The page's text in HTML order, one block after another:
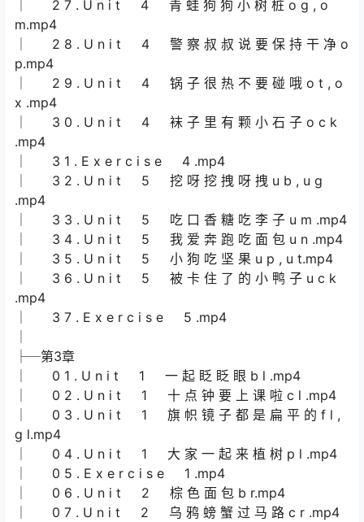
│ 2 7 . U n i t 4 青 蛙 狗 狗 小 树 桩 o g , o
m.mp4
│ 2 8 . U n i t 4 警 察 叔 叔 说 要 保 持 干 净 o
p.mp4
│ 2 9 . U n i t 4 锅 子 很 热 不 要 碰 哦 o t , o
x .mp4
│ 3 0 . U n i t 4 袜 子 里 有 颗 小 石 子 o c k
.mp4
│ 3 1 . E x e r c i s e 4 .mp4
│ 3 2 . U n i t 5 挖 呀 挖 拽 呀 拽 u b , u g
.mp4
│ 3 3 . U n i t 5 吃 口 香 糖 吃 李 子 u m .mp4
│ 3 4 . U n i t 5 我 爱 奔 跑 吃 面 包 u n .mp4
│ 3 5 . U n i t 5 小 狗 吃 坚 果 u p , u t.mp4
│ 3 6 . U n i t 5 被 卡 住 了 的 小 鸭 子 u c k
.mp4
│ 3 7 . E x e r c i s e 5 .mp4
├─第3章
│ 0 1 . U n i t 1 一 起 眨 眨 眼 b l .mp4
│ 0 2 . U n i t 1 十 点 钟 要 上 课 啦 c l .mp4
│ 0 3 . U n i t 1 旗 帜 镜 子 都 是 扁 平 的 f l ,
g l.mp4
│ 0 4 . U n i t 1 大 家 一 起 来 植 树 p l .mp4
│ 0 5 . E x e r c i s e 1 .mp4
│ 0 6 . U n i t 2 棕 色 面 包 b r.mp4
│ 0 7 . U n i t 2 乌 鸦 螃 蟹 过 马 路 c r .mp4